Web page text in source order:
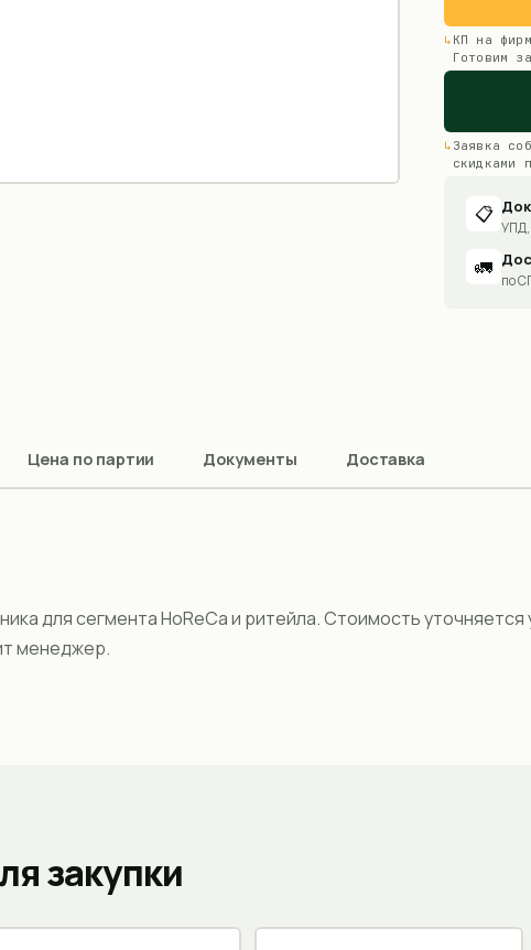
КП на
Готовим
Заявка
скидками
📋
УПД,
🚛
по
Цена по партии Документы Доставка
для сегмента HoReCa и ритейла. Стоимость уточняется
менеджер.
закупки